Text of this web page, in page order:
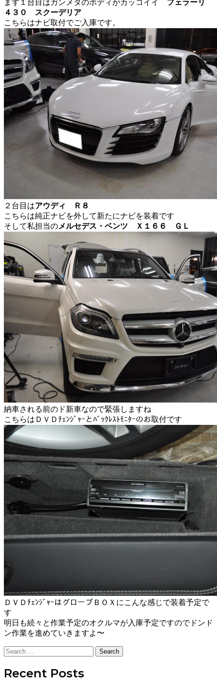
まず１台目はガンメタのボディがカッコイイ フェラーリ
４３０ スクーデリア
こちらはナビ取付でご入庫です。
２台目はアウディ Ｒ８
こちらは純正ナビを外して新たにナビを装着です
そして私担当のメルセデス・ベンツ Ｘ１６６ ＧＬ
納車される前のド新車なので緊張しますね
こちらはＤＶＤﾁｪﾝｼﾞｬｰとﾊﾞｯｸﾚｽﾄﾓﾆﾀｰのお取付です
ＤＶＤﾁｪﾝｼﾞｬｰはグローブＢＯＸにこんな感じで装着予定で
す
明日も続々と作業予定のオクルマが入庫予定ですのでドンド
ン作業を進めていきますよ〜
Search
for:
Recent Posts